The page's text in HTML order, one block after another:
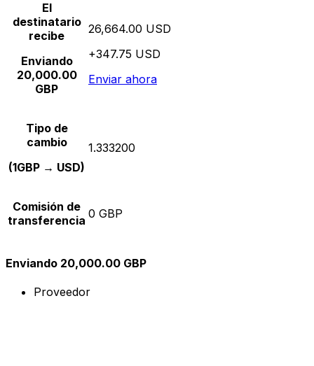
El
destinatario
recibe
Enviando
20,000.00
GBP
26,664.00 USD
+347.75 USD
Enviar ahora
Tipo de
cambio
(1GBP → USD)
1.333200
Comisión de
transferencia 0 GBP
Enviando 20,000.00 GBP
Proveedor